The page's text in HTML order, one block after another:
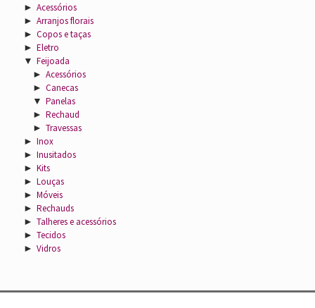
► Acessórios
► Arranjos florais
► Copos e taças
► Eletro
▼ Feijoada
► Acessórios
► Canecas
▼ Panelas
► Rechaud
► Travessas
► Inox
► Inusitados
► Kits
► Louças
► Móveis
► Rechauds
► Talheres e acessórios
► Tecidos
► Vidros